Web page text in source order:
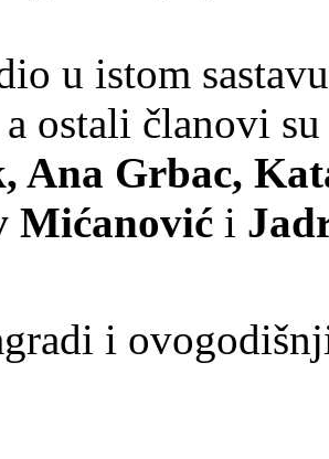
u istom
a ostali članovi
Ana Grbac,
Mićanović i
i